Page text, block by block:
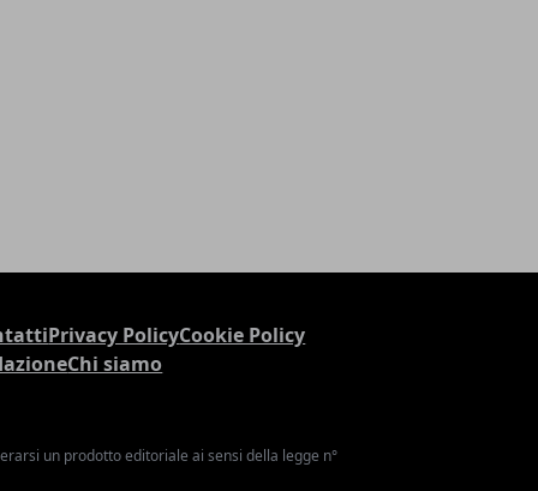
Privacy PolicyCookie Policy
Chi siamo
un prodotto editoriale ai sensi della legge n°